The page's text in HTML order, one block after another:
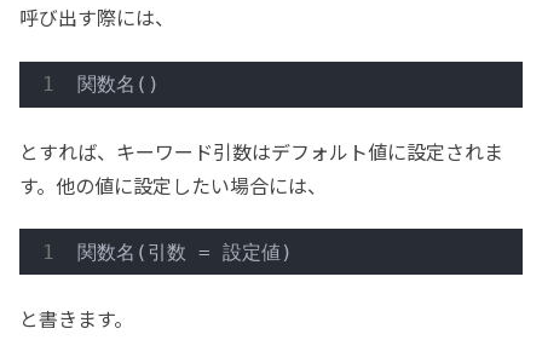
呼び出す際には、
関数名()
とすれば、キーワード引数はデフォルト値に設定されま
す。他の値に設定したい場合には、
関数名(引数 = 設定値)
と書きます。